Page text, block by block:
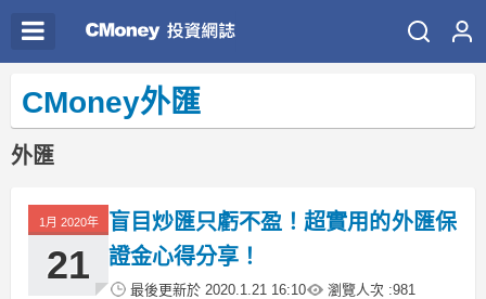
CMoney外匯
外匯
1月 2020年
21
盲目炒匯只虧不盈！超實用的外匯保
證金心得分享！
最後更新於 2020.1.21 16:10 瀏覽人次 :981